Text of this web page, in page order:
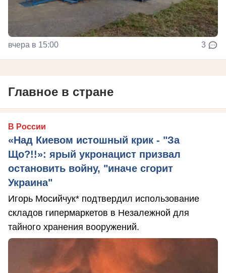
вчера в 15:00 3
Главное в стране
В России
«Над Киевом истошный крик - "За
Що?!!»: ярый укронацист призвал
остановить войну, "иначе сгорит
Украина"
Игорь Мосийчук* подтвердил использование
складов гипермаркетов в Незалежной для
тайного хранения вооружений.